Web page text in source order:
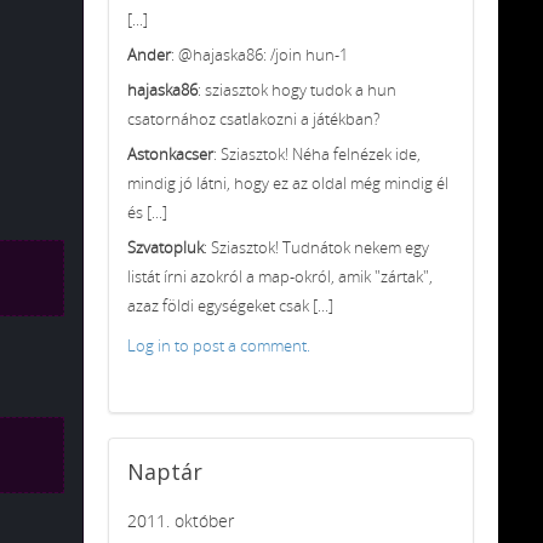
[...]
Ander: @hajaska86: /join hun-1
hajaska86: sziasztok hogy tudok a hun
csatornához csatlakozni a játékban?
Astonkacser: Sziasztok! Néha felnézek ide,
mindig jó látni, hogy ez az oldal még mindig él
és [...]
Szvatopluk: Sziasztok! Tudnátok nekem egy
listát írni azokról a map-okról, amik "zártak",
azaz földi egységeket csak [...]
Log in to post a comment.
Naptár
2011. október